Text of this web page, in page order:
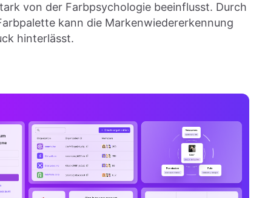
von der Farbpsychologie beeinflusst. Durch
kann die Markenwiedererkennung
hinterlässt.